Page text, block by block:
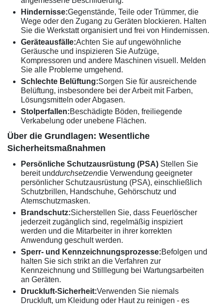
Hindernisse:Gegenstände, Teile oder Trümmer, die
Wege oder den Zugang zu Geräten blockieren. Halten
Sie die Werkstatt organisiert und frei von Hindernissen.
Geräteausfälle:Achten Sie auf ungewöhnliche
Geräusche und inspizieren Sie Aufzüge,
Kompressoren und andere Maschinen visuell. Melden
Sie alle Probleme umgehend.
Schlechte Belüftung:Sorgen Sie für ausreichende
Belüftung, insbesondere bei der Arbeit mit Farben,
Lösungsmitteln oder Abgasen.
Stolperfallen:Beschädigte Böden, freiliegende
Verkabelung oder unebene Flächen.
Über die Grundlagen: Wesentliche
Sicherheitsmaßnahmen
Persönliche Schutzausrüstung (PSA) Stellen Sie
bereit unddurchsetzendie Verwendung geeigneter
persönlicher Schutzausrüstung (PSA), einschließlich
Schutzbrillen, Handschuhe, Gehörschutz und
Atemschutzmasken.
Brandschutz:Sicherstellen Sie, dass Feuerlöscher
jederzeit zugänglich sind, regelmäßig inspiziert
werden und die Mitarbeiter in ihrer korrekten
Anwendung geschult werden.
Sperr- und Kennzeichnungsprozesse:Befolgen und
halten Sie sich strikt an die Verfahren zur
Kennzeichnung und Stilllegung bei Wartungsarbeiten
an Geräten.
Druckluft-Sicherheit:Verwenden Sie niemals
Druckluft, um Kleidung oder Haut zu reinigen - es